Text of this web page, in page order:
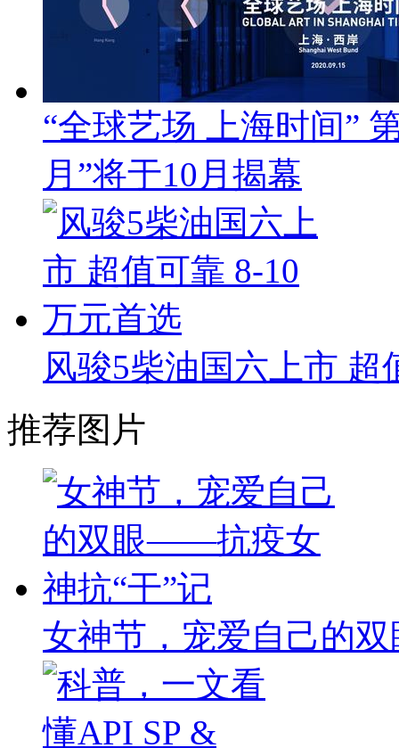
“全球艺场 上海时间”
月”将于10月揭幕
风骏5柴油国六上市 超
推荐图片
女神节，宠爱自己的